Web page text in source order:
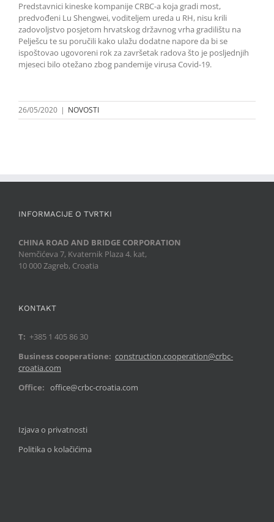
Predstavnici kineske kompanije CRBC-a koja gradi most,
predvođeni Lu Shengwei, voditeljem ureda u RH, nisu krili
zadovoljstvo posjetom hrvatskog državnog vrha gradilištu na
Pelješcu te su poručili kako ulažu dodatne napore da bi se
ispoštovao ugovoreni rok za završetak radova što je posljednjih
mjeseci bilo otežano zbog pandemije virusa Covid-19.
26/05/2020 | NOVOSTI
INFORMACIJE O TVRTKI
CHINA ROAD AND BRIDGE CORPORATION
Nemčićeva 7, Kvaternik Plaza 4. kat,
10 000 Zagreb, Croatia
KONTAKT
T: +385 1 405 86 30
Business cooperatione: construction.cooperation@crbc-
croatia.com
Office: office@crbc-croatia.com
Izjava o privatnosti
Politika o kolačićima